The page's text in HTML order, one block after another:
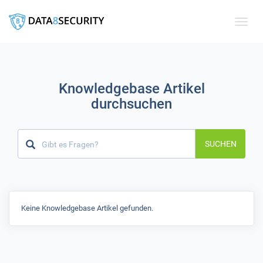
Toggle
Knowledgebase Artikel
durchsuchen
SUCHEN
Keine Knowledgebase Artikel gefunden.